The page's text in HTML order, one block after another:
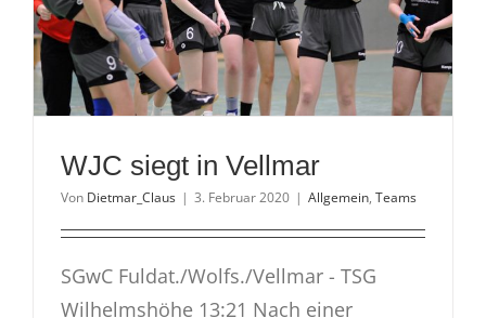
WJC siegt in Vellmar
Von Dietmar_Claus | 3. Februar 2020 | Allgemein, Teams
SGwC Fuldat./Wolfs./Vellmar - TSG
Wilhelmshöhe 13:21 Nach einer